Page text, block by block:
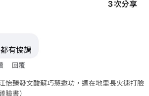
怡臻發文酸蘇巧慧邀功，遭在地里長火速打臉
臉書）